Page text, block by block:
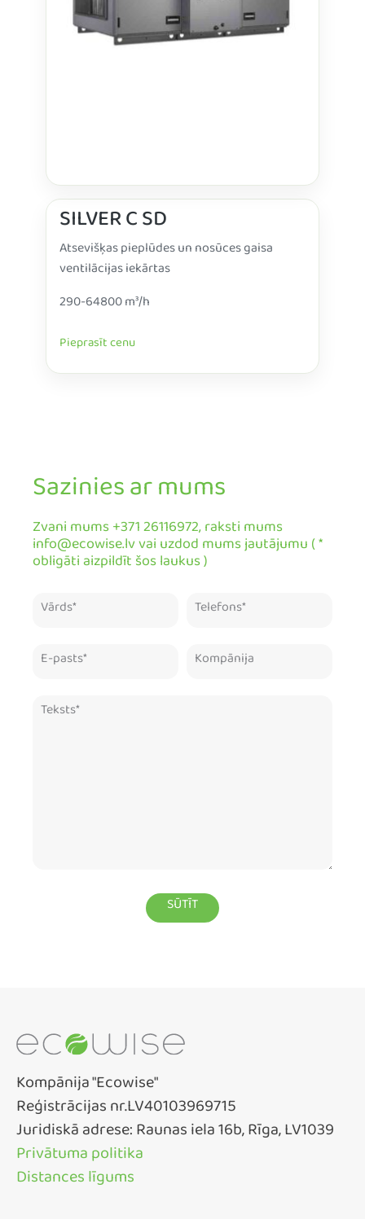
SILVER C SD
Atsevišķas pieplūdes un nosūces gaisa
ventilācijas iekārtas
290-64800 m³/h
Pieprasīt cenu
Sazinies ar mums
Zvani mums +371 26116972, raksti mums
info@ecowise.lv vai uzdod mums jautājumu ( *
obligāti aizpildīt šos laukus )
Kompānija "Ecowise"
Reģistrācijas nr.LV40103969715
Juridiskā adrese: Raunas iela 16b, Rīga, LV1039
Privātuma politika
Distances līgums